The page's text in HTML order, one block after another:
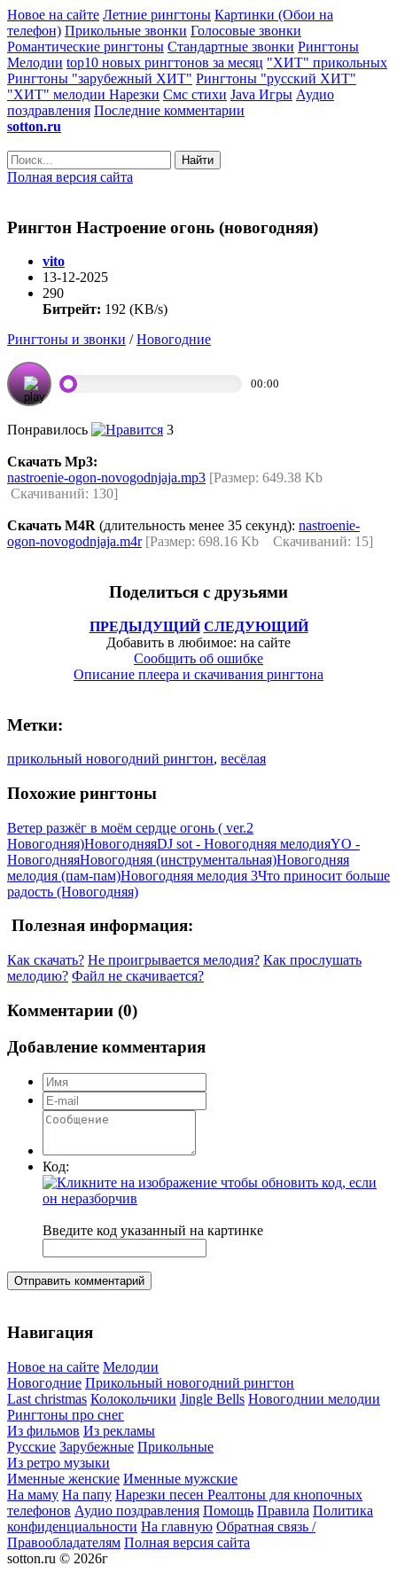
Новое на сайте Летние рингтоны Картинки (Обои на
телефон) Прикольные звонки Голосовые звонки
Романтические рингтоны Стандартные звонки Рингтоны
Мелодии top10 новых рингтонов за месяц "ХИТ" прикольных
Рингтоны "зарубежный ХИТ" Рингтоны "русский ХИТ"
"ХИТ" мелодии Нарезки Смс стихи Java Игры Аудио
поздравления Последние комментарии
sotton.ru
Найти
Полная версия сайта
Рингтон Настроение огонь (новогодняя)
vito
13-12-2025
290
Битрейт: 192 (KB/s)
Рингтоны и звонки /Новогодние
00:00
Понравилось 3
Скачать Mp3:
nastroenie-ogon-novogodnjaja.mp3 [Размер: 649.38 Kb
Скачиваний: 130]
Скачать M4R (длительность менее 35 секунд): nastroenie-
ogon-novogodnjaja.m4r[Размер: 698.16 Kb Скачиваний: 15]
Поделиться с друзьями
ПРЕДЫДУЩИЙ СЛЕДУЮЩИЙ
Добавить в любимое: на сайте
Сообщить об ошибке
Описание плеера и скачивания рингтона
Метки:
прикольный новогодний рингтон, весёлая
Похожие рингтоны
Ветер разжёг в моём сердце огонь ( ver.2
Новогодняя)НовогодняяDJ sot - Новогодняя мелодияYO -
НовогодняяНовогодняя (инструментальная)Новогодняя
мелодия (пам-пам)Новогодняя мелодия 3Что приносит больше
радость (Новогодняя)
Полезная информация:
Как скачать? Не проигрывается мелодия? Как прослушать
мелодию? Файл не скачивается?
Комментарии (0)
Добавление комментария
Код:
Введите код указанный на картинке
Отправить комментарий
Навигация
Новое на сайте Мелодии
Новогодние Прикольный новогодний рингтон
Last christmas Колокольчики Jingle Bells Новогоднии мелодии
Рингтоны про снег
Из фильмов Из рекламы
Русские Зарубежные Прикольные
Из ретро музыки
Именные женские Именные мужские
На маму На папу Нарезки песен Реалтоны для кнопочных
телефонов Аудио поздравления Помощь Правила Политика
конфиденциальности На главную Обратная связь /
Правообладателям Полная версия сайта
sotton.ru © 2026г